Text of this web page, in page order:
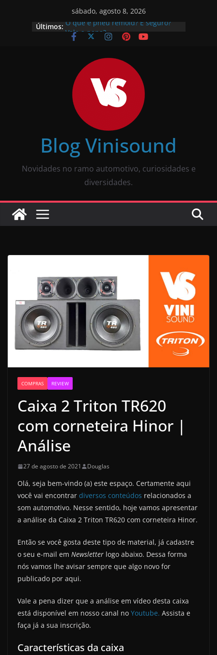
sábado, agosto 8, 2026
Últimos: O que é pneu remold? É seguro?
Vale a pena?
descomplicado
JBL Wave Buds é bom? Uma review
completa
O som automotivo Pioneer é bom?
Review completa
Som para carros com bluetooth e
tela: como escolher?
Blog Vinisound
Novidades no ramo automotivo, curiosidades e
diversidades.
COMPRAS REVIEW
Caixa 2 Triton TR620
com corneteira Hinor |
Análise
27 de agosto de 2021 Douglas
Olá, seja bem-vindo (a) este espaço. Certamente aqui
você vai encontrar diversos conteúdos relacionados a
som automotivo. Nesse sentido, hoje vamos apresentar
a análise da Caixa 2 Triton TR620 com corneteira Hinor.
Então se você gosta deste tipo de material, já cadastre
o seu e-mail em Newsletter logo abaixo. Dessa forma
nós vamos lhe avisar sempre que algo novo for
publicado por aqui.
Vale a pena dizer que a análise em vídeo desta caixa
está disponível em nosso canal no Youtube. Assista e
faça já a sua inscrição.
Características da caixa